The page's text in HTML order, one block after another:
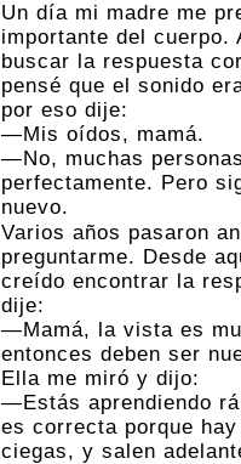
Un día mi madre me
importante del
buscar la respuesta
pensé que el sonido
por eso dije:
—Mis oídos, mamá.
—No, muchas
perfectamente. Pero
nuevo.
Varios años pasaron
preguntarme. Desde
creído encontrar la
dije:
—Mamá, la vista es
entonces deben ser
Ella me miró y dijo:
—Estás aprendiendo
es correcta porque
ciegas, y salen